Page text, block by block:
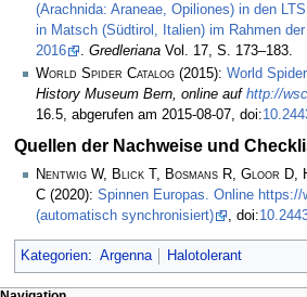
(Arachnida: Araneae, Opiliones) in den
in Matsch (Südtirol, Italien) im Rahmen
2016
. Gredleriana Vol. 17, S. 173–183.
World Spider Catalog (2015): World
History Museum Bern, online auf http://
16.5, abgerufen am 2015-08-07, doi:
Quellen der Nachweise und
Nentwig W, Blick T, Bosmans R, Gloor D,
C (2020): Spinnen Europas. Online https://
(automatisch synchronisiert)
, doi:
Kategorien: Argenna Halotolerant